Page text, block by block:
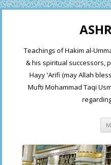
Teachings of Hakim al-
& his spiritual successors,
Hayy 'Arifi (may Allah
Mufti Mohammad Taqi